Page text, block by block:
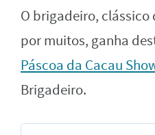
O brigadeiro,
por muitos, ganha
Páscoa da Cacau
Brigadeiro.